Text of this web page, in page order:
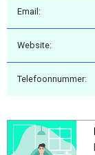
Email:
Website:
Telefoonnummer: